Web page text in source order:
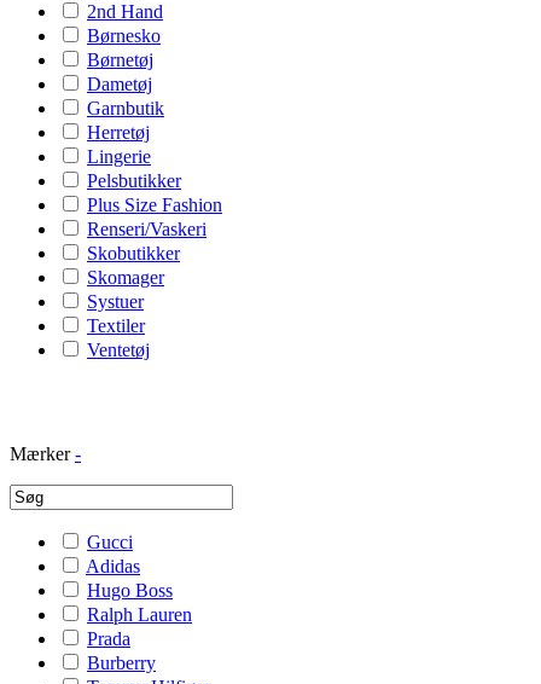
2nd Hand
Børnesko
Børnetøj
Dametøj
Garnbutik
Herretøj
Lingerie
Pelsbutikker
Plus Size Fashion
Renseri/Vaskeri
Skobutikker
Skomager
Systuer
Textiler
Ventetøj
Mærker -
Gucci
Adidas
Hugo Boss
Ralph Lauren
Prada
Burberry